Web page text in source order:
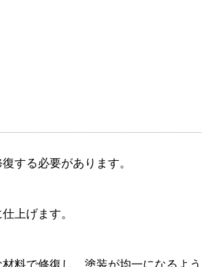
する必要があります。
上げます。